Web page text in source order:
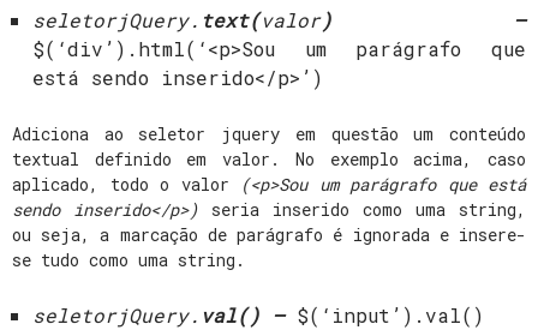
seletorjQuery. text(valor) –
$(‘div’).html(‘<p>Sou um parágrafo que
está sendo inserido</p>’)
Adiciona ao seletor jquery em questão um conteúdo
textual definido em valor. No exemplo acima, caso
aplicado, todo o valor (<p>Sou um parágrafo que está
sendo inserido</p>) seria inserido como uma string,
ou seja, a marcação de parágrafo é ignorada e insere-
se tudo como uma string.
seletorjQuery. val() – $(‘input’).val()